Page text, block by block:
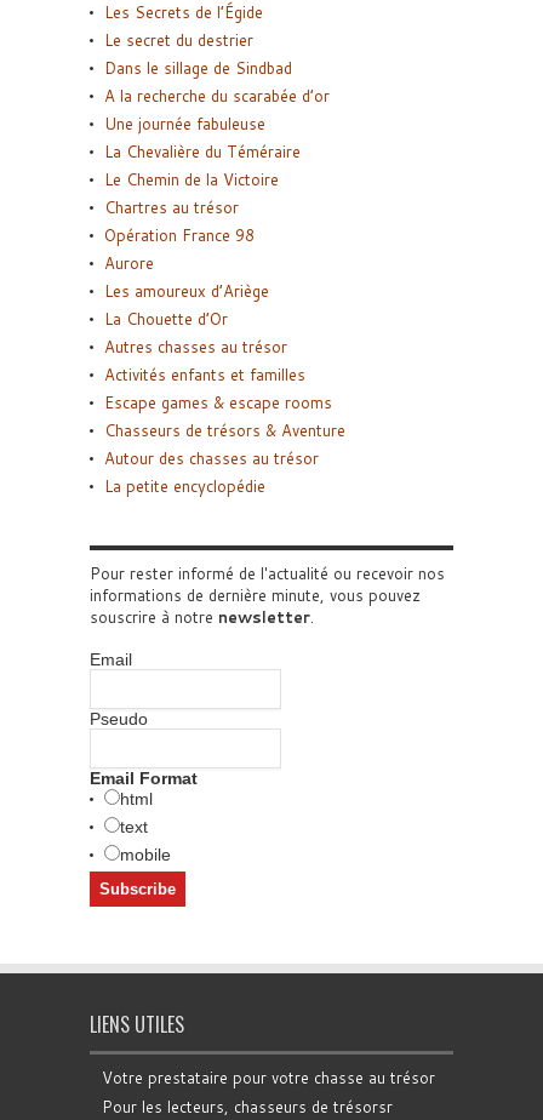
Les Secrets de l’Égide
Le secret du destrier
Dans le sillage de Sindbad
A la recherche du scarabée d’or
Une journée fabuleuse
La Chevalière du Téméraire
Le Chemin de la Victoire
Chartres au trésor
Opération France 98
Aurore
Les amoureux d’Ariège
La Chouette d’Or
Autres chasses au trésor
Activités enfants et familles
Escape games & escape rooms
Chasseurs de trésors & Aventure
Autour des chasses au trésor
La petite encyclopédie
Pour rester informé de l'actualité ou recevoir nos
informations de dernière minute, vous pouvez
souscrire à notre newsletter.
Email
Pseudo
Email Format
html
text
mobile
LIENS UTILES
Votre prestataire pour votre chasse au trésor
Pour les lecteurs, chasseurs de trésorsr